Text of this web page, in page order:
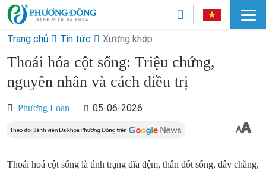
Trang chủ Tin tức Xương khớp
Thoái hóa cột sống: Triệu chứng,
nguyên nhân và cách điều trị
Phương Loan 05-06-2026
Thoái hoá cột sống là tình trạng đĩa đệm, thân đốt sống, dây chằng,